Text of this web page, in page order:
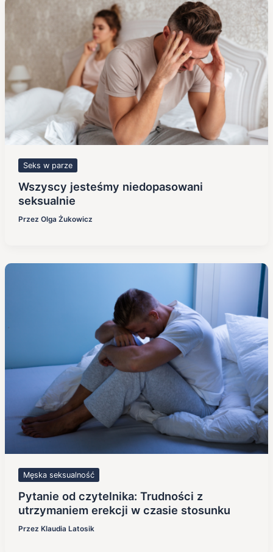
Seks w parze
Wszyscy jesteśmy niedopasowani
seksualnie
Przez Olga Żukowicz
Męska seksualność
Pytanie od czytelnika: Trudności z
utrzymaniem erekcji w czasie stosunku
Przez Klaudia Latosik